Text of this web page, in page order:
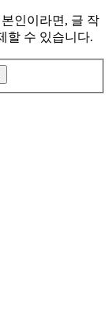
인이라면, 글 작
할 수 있습니다.